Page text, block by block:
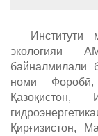
Институти
экологияи
байналмилалӣ
номи Форобӣ,
Қирғизистон,